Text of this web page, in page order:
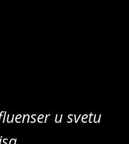
u svetu